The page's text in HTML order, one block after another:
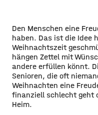
Den Menschen eine
haben. Das ist die Idee
Weihnachtszeit
hängen Zettel mit
andere erfüllen könnt.
Senioren, die oft
Weihnachten eine
finanziell schlecht geht
Heim.